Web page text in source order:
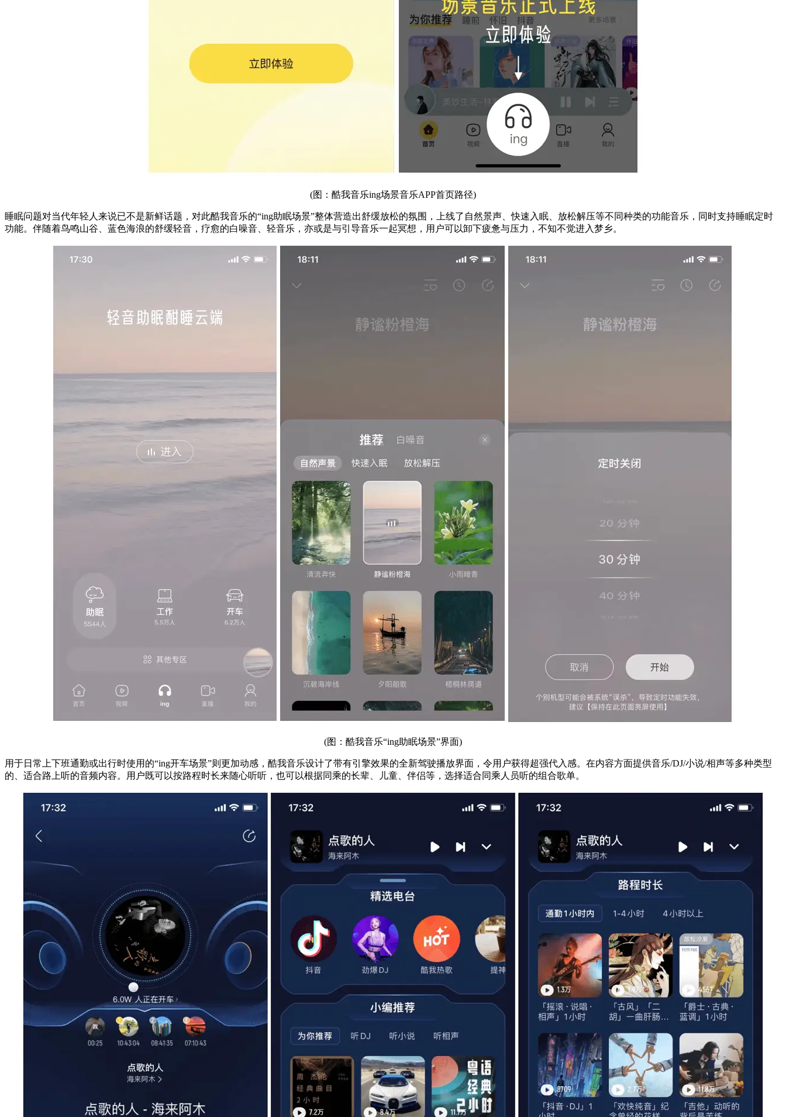
(图：酷我音乐ing场景音乐APP首页路径)
睡眠问题对当代年轻人来说已不是新鲜话题，对此酷我音乐的“ing助眠场景”整体营造出舒缓放松的氛围，上线了自然景声、快速入眠、放松解压等不同种类的功能音乐，同时支持睡眠定时
功能。伴随着鸟鸣山谷、蓝色海浪的舒缓轻音，疗愈的白噪音、轻音乐，亦或是与引导音乐一起冥想，用户可以卸下疲惫与压力，不知不觉进入梦乡。
(图：酷我音乐“ing助眠场景”界面)
用于日常上下班通勤或出行时使用的“ing开车场景”则更加动感，酷我音乐设计了带有引擎效果的全新驾驶播放界面，令用户获得超强代入感。在内容方面提供音乐/DJ/小说/相声等多种类型
的、适合路上听的音频内容。用户既可以按路程时长来随心听听，也可以根据同乘的长辈、儿童、伴侣等，选择适合同乘人员听的组合歌单。